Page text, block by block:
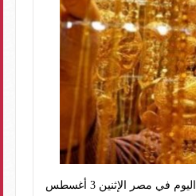
تعرف علي أسعار الذهب اليوم في مصر الإثنين 3 أغسطس